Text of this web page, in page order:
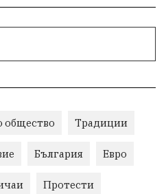
общество Традиции
България Евро
Протести